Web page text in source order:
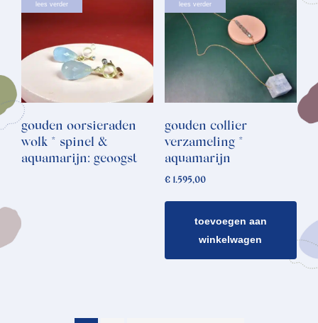
lees verder
gouden oorsieraden
wolk * spinel &
aquamarijn: geoogst
lees verder
gouden collier
verzameling *
aquamarijn
€1.595,00
toevoegen aan
winkelwagen